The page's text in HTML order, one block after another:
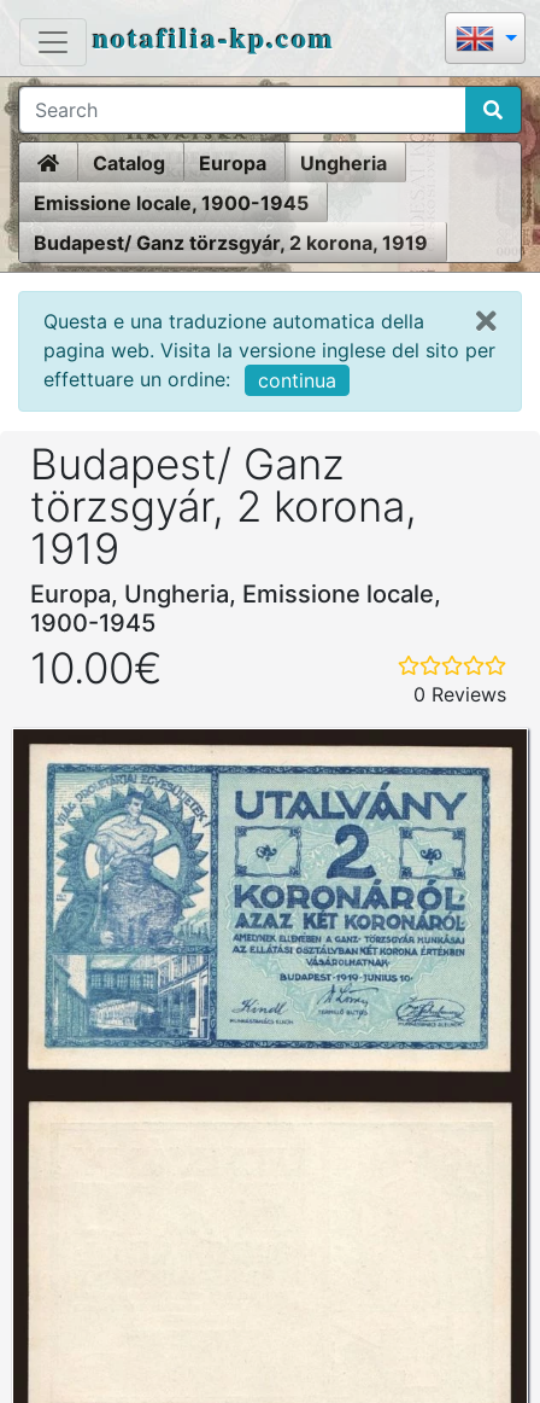
notafilia-kp.com
HomeCatalog Europa
Ungheria
Emissione locale, 1900-1945
Budapest/ Ganz törzsgyár, 2 korona, 1919
Questa e una traduzione automatica della
pagina web. Visita la versione inglese del sito per
effettuare un ordine:
continua
Budapest/ Ganz
törzsgyár, 2 korona,
1919
Europa, Ungheria, Emissione locale,
1900-1945
10.00€
0 Reviews